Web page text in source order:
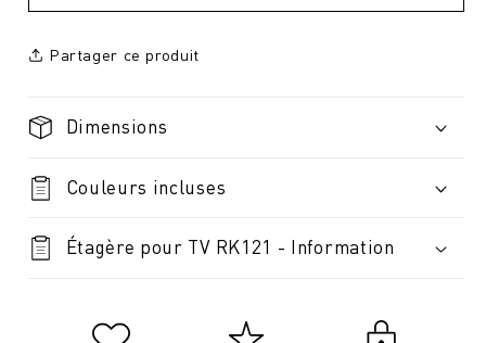
Partager ce produit
Dimensions
Couleurs incluses
Étagère pour TV RK121 - Information